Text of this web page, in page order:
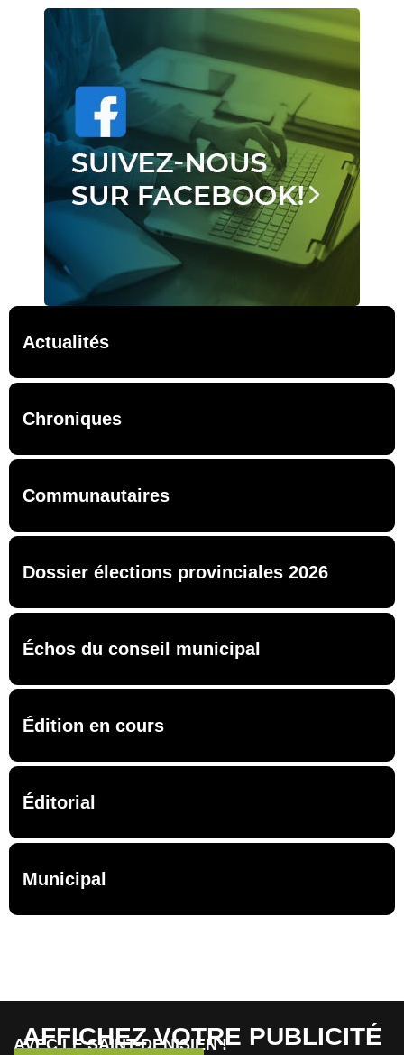
Actualités
Chroniques
Communautaires
Dossier élections provinciales 2026
Échos du conseil municipal
Édition en cours
Éditorial
Municipal
AFFICHEZ VOTRE PUBLICITÉ
AVEC LE SAINT-DENISIEN !